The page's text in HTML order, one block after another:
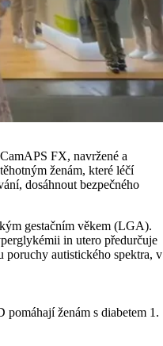
FX, navržené a
ženám, které léčí
dosáhnout bezpečného
gestačním věkem (LGA).
in utero předurčuje
poruchy autistického spektra, v
ženám s diabetem 1.